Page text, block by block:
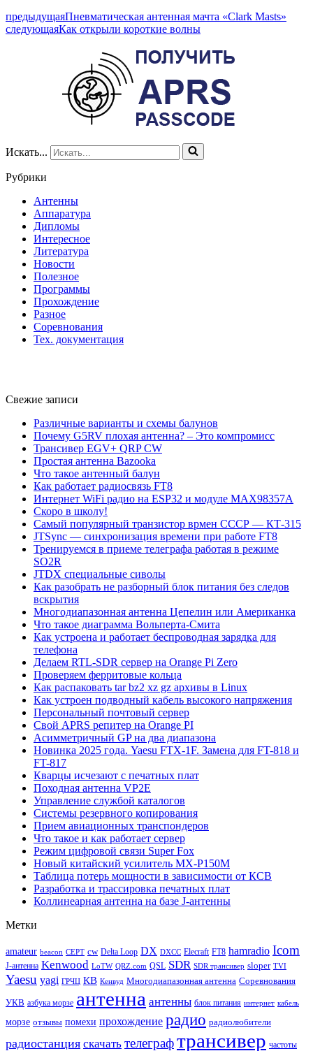
предыдущаяПневматическая антенная мачта «Clark Masts»
следующаяКак открыли короткие волны
Искать...
Рубрики
Антенны
Аппаратура
Дипломы
Интересное
Литература
Новости
Полезное
Программы
Прохождение
Разное
Соревнования
Тех. документация
Свежие записи
Различные варианты и схемы балунов
Почему G5RV плохая антенна? – Это компромисс
Трансивер EGV+ QRP CW
Простая антенна Bazooka
Что такое антенный балун
Как работает радиосвязь FT8
Интернет WiFi радио на ESP32 и модуле MAX98357A
Скоро в школу!
Самый популярный транзистор врмен СССР — КТ-315
JTSync — синхронизация времени при работе FT8
Тренируемся в приеме телеграфа работая в режиме
SO2R
JTDX специальные сиволы
Как разобрать не разборный блок питания без следов
вскрытия
Многодиапазонная антенна Цепелин или Американка
Что такое диаграмма Вольперта-Смита
Как устроена и работает беспроводная зарядка для
телефона
Делаем RTL-SDR сервер на Orange Pi Zero
Проверяем ферритовые кольца
Как распаковать tar bz2 xz gz архивы в Linux
Как устроен подводный кабель высокого напряжения
Персональный почтовый сервер
Свой APRS репитер на Orange PI
Асимметричный GP на два диапазона
Новинка 2025 года. Yaesu FTX-1F. Замена для FT-818 и
FT-817
Кварцы исчезают с печатных плат
Походная антенна VP2E
Управление службой каталогов
Системы резервного копирования
Прием авиационных транспондеров
Что такое и как работает сервер
Режим цифровой связи Super Fox
Новый китайский усилитель MX-P150M
Таблица потерь мощности в зависимости от КСВ
Разработка и трассировка печатных плат
Коллинеарная антенна на базе J-антенны
Метки
amateur beacon CEPT cw Delta Loop DX DXCC Elecraft FT8 hamradio Icom
J-антенна Kenwood LoTW QRZ.com QSL SDR SDR трансивер sloper TVI
Yaesu yagi ГРЧЦ КВ Кенвуд Многодиапазонная антенна Соревнования
УКВ азбука морзе антенна антенны блок питания интернет кабель
морзе отзывы помехи прохождение радио радиолюбители
радиостанция скачать телеграфтрансивер частоты